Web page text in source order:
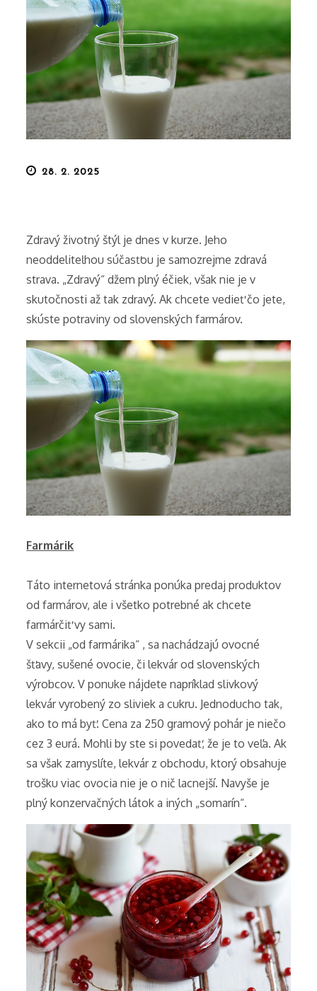
Posted
28. 2. 2025
Zdravý životný štýl je dnes v kurze. Jeho
neoddeliteľnou súčasťou je samozrejme zdravá
strava. „Zdravý“ džem plný éčiek, však nie je v
skutočnosti až tak zdravý. Ak chcete vedieť čo jete,
skúste potraviny od slovenských farmárov.
Farmárik
Táto internetová stránka ponúka predaj produktov
od farmárov, ale i všetko potrebné ak chcete
farmárčiť vy sami.
V sekcii „od farmárika“ , sa nachádzajú ovocné
šťavy, sušené ovocie, či lekvár od slovenských
výrobcov. V ponuke nájdete napríklad slivkový
lekvár vyrobený zo sliviek a cukru. Jednoducho tak,
ako to má byť. Cena za 250 gramový pohár je niečo
cez 3 eurá. Mohli by ste si povedať, že je to veľa. Ak
sa však zamyslíte, lekvár z obchodu, ktorý obsahuje
trošku viac ovocia nie je o nič lacnejší. Navyše je
plný konzervačných látok a iných „somarín“.